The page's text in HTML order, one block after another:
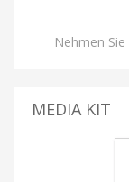
Nehmen
MEDIA KIT